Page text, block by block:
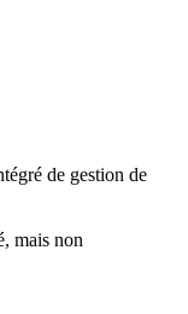
de gestion de
mais non